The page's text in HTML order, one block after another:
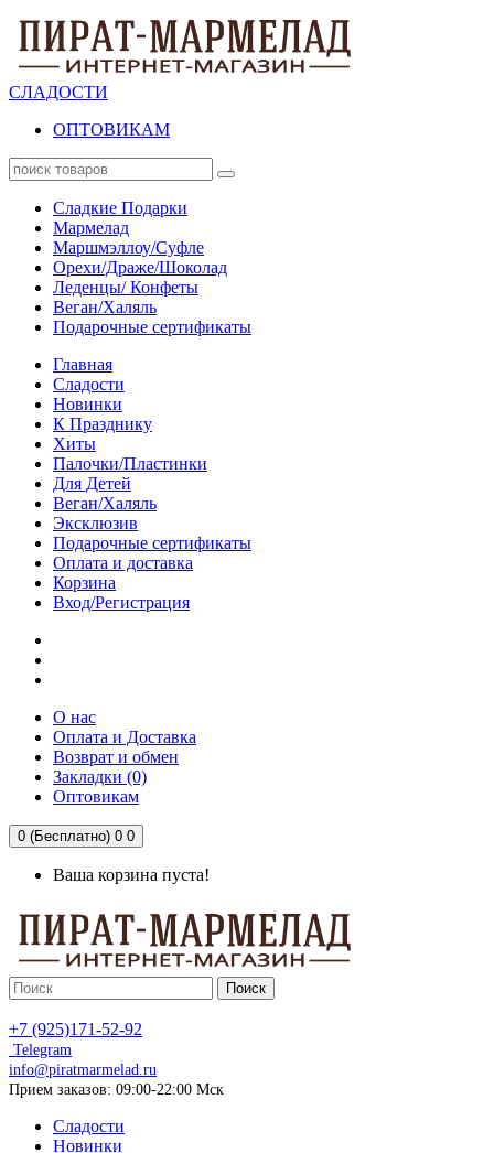
СЛАДОСТИ
ОПТОВИКАМ
Сладкие Подарки
Мармелад
Маршмэллоу/Суфле
Орехи/Драже/Шоколад
Леденцы/ Конфеты
Веган/Халяль
Подарочные сертификаты
Главная
Сладости
Новинки
К Празднику
Хиты
Палочки/Пластинки
Для Детей
Веган/Халяль
Эксклюзив
Подарочные сертификаты
Оплата и доставка
Корзина
Вход/Регистрация
О нас
Оплата и Доставка
Возврат и обмен
Закладки (0)
Оптовикам
0 (Бесплатно) 0 0
Ваша корзина пуста!
Поиск
+7 (925)171-52-92
Telegram
info@piratmarmelad.ru
Прием заказов: 09:00-22:00 Мск
Сладости
Новинки